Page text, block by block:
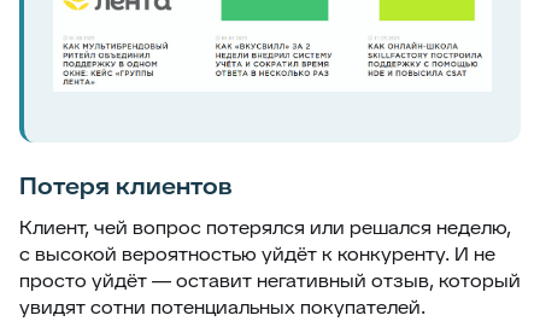
Потеря клиентов
Клиент, чей вопрос потерялся или решался неделю,
с высокой вероятностью уйдёт к конкуренту. И не
просто уйдёт — оставит негативный отзыв, который
увидят сотни потенциальных покупателей.